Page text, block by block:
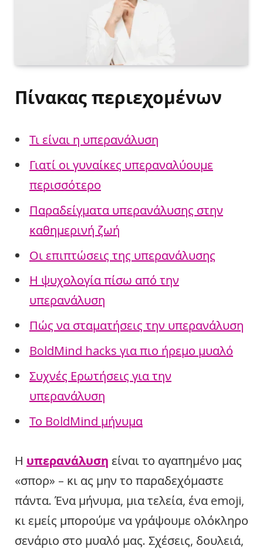
Πίνακας περιεχομένων
Τι είναι η υπερανάλυση
Γιατί οι γυναίκες υπεραναλύουμε
περισσότερο
Παραδείγματα υπερανάλυσης στην
καθημερινή ζωή
Οι επιπτώσεις της υπερανάλυσης
Η ψυχολογία πίσω από την
υπερανάλυση
Πώς να σταματήσεις την υπερανάλυση
BoldMind hacks για πιο ήρεμο μυαλό
Συχνές Ερωτήσεις για την
υπερανάλυση
Το BoldMind μήνυμα
Η υπερανάλυση είναι το αγαπημένο μας
«σπορ» – κι ας μην το παραδεχόμαστε
πάντα. Ένα μήνυμα, μια τελεία, ένα emoji,
κι εμείς μπορούμε να γράψουμε ολόκληρο
σενάριο στο μυαλό μας. Σχέσεις, δουλειά,